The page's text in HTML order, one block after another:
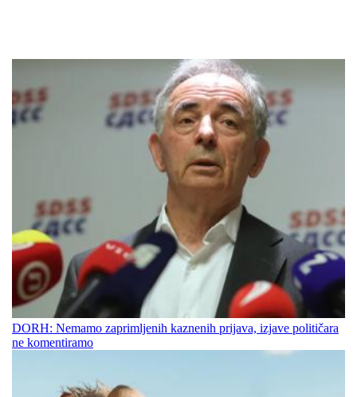
DORH: Nemamo zaprimljenih kaznenih prijava, izjave političara
ne komentiramo